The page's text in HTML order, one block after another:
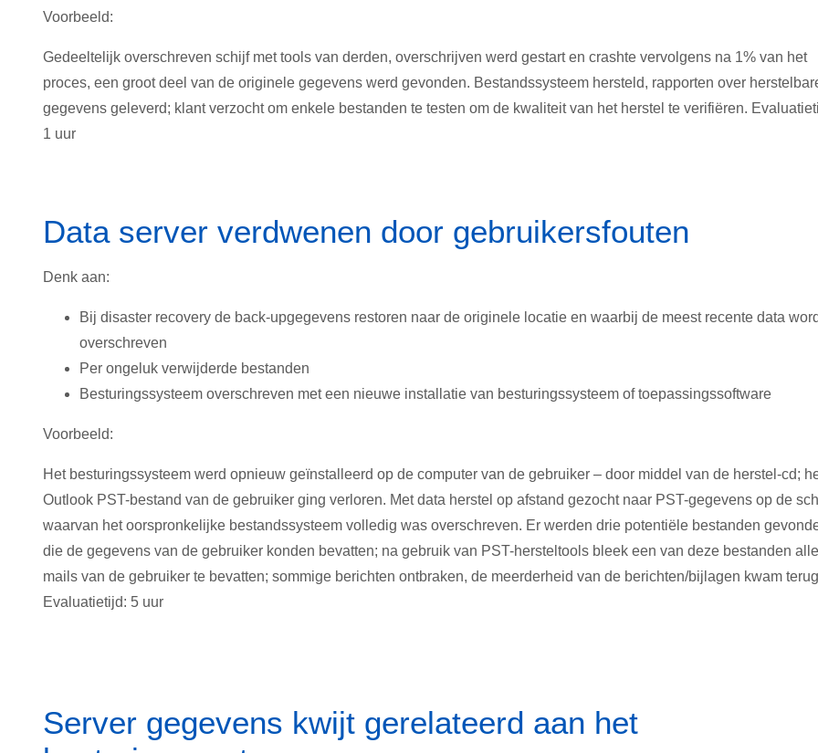
Voorbeeld:
Gedeeltelijk overschreven schijf met tools van derden, overschrijven werd gestart en crashte vervolgens na 1% van het
proces, een groot deel van de originele gegevens werd gevonden. Bestandssysteem hersteld, rapporten over
gegevens geleverd; klant verzocht om enkele bestanden te testen om de kwaliteit van het herstel te verifiëren.
1 uur
Data server verdwenen door gebruikersfouten
Denk aan:
Bij disaster recovery de back-upgegevens restoren naar de originele locatie en waarbij de meest recente data
overschreven
Per ongeluk verwijderde bestanden
Besturingssysteem overschreven met een nieuwe installatie van besturingssysteem of toepassingssoftware
Voorbeeld:
Het besturingssysteem werd opnieuw geïnstalleerd op de computer van de gebruiker – door middel van de herstel-cd;
Outlook PST-bestand van de gebruiker ging verloren. Met data herstel op afstand gezocht naar PST-gegevens op de
waarvan het oorspronkelijke bestandssysteem volledig was overschreven. Er werden drie potentiële bestanden
die de gegevens van de gebruiker konden bevatten; na gebruik van PST-hersteltools bleek een van deze bestanden
mails van de gebruiker te bevatten; sommige berichten ontbraken, de meerderheid van de berichten/bijlagen kwam
Evaluatietijd: 5 uur
Server gegevens kwijt gerelateerd aan het